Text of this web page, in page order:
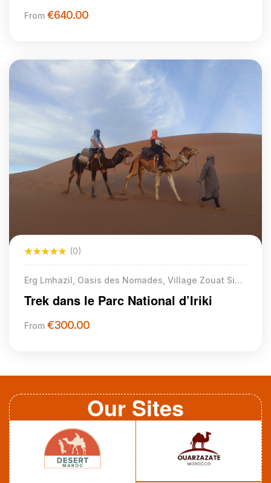
From €640.00
(0)
Erg Lmhazil, Oasis des Nomades, Village Zouat Sidi
Trek dans le Parc National d’Iriki
From €300.00
Our Sites